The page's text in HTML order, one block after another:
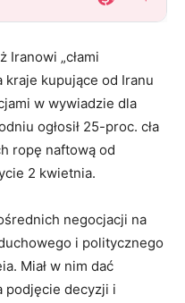
Iranowi „cłami
kraje kupujące od Iranu
w wywiadzie dla
ogłosił 25-proc. cła
ropę naftową od
2 kwietnia.
negocjacji na
i politycznego
Miał w nim dać
podjęcie decyzji i